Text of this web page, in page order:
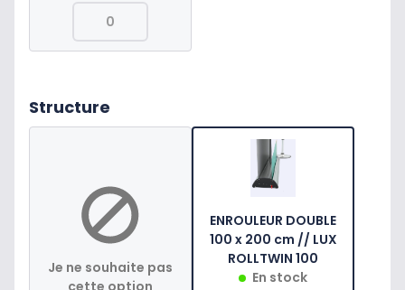
Structure
Je ne souhaite pas
cette option
ENROULEUR DOUBLE
100 x 200 cm // LUX
ROLLTWIN 100
En stock